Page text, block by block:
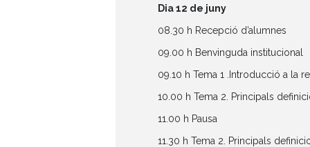
Dia 12 de juny
08.30 h Recepció d’alumnes
09.00 h Benvinguda institucional
09.10 h Tema 1 .Introducció a la
10.00 h Tema 2. Principals
11.00 h Pausa
11.30 h Tema 2. Principals